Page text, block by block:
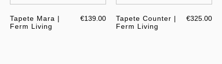
Tapete Mara |
Ferm Living
€139.00
Tapete Counter |
Ferm Living
€325.00